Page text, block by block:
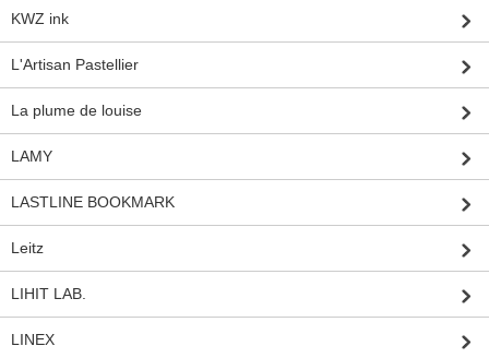
KWZ ink
L'Artisan Pastellier
La plume de louise
LAMY
LASTLINE BOOKMARK
Leitz
LIHIT LAB.
LINEX